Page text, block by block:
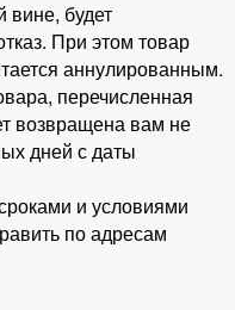
вине, будет
При этом товар
аннулированным.
перечисленная
возвращена вам не
дней с даты
и условиями
по адресам